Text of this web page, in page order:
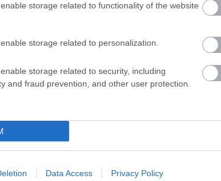
storage related to functionality of the website
storage related to personalization.
storage related to security, including
and fraud prevention, and other user protection.
Data Access Privacy Policy
Vadász
azok a Karinthy Mártonhoz
Vera mellettKatz PetraésMajor
vezetőként pedig
forduló- rendezője, akit